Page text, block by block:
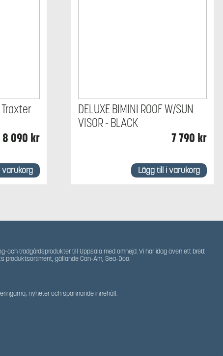
8 090 kr
varukorg
DELUXE BIMINI ROOF W/SUN
VISOR - BLACK
7 790 kr
Lägg till i varukorg
och trädgårdsprodukter till Uppsala med omnejd. Vi har idag även ett brett
produktsortiment, gällande Can-Am, Sea-Doo.
nyheter och spännande innehåll.